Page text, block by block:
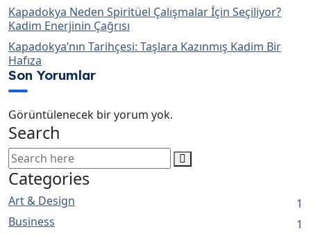
Kapadokya Neden Spiritüel Çalışmalar İçin Seçiliyor?
Kadim Enerjinin Çağrısı
Kapadokya’nın Tarihçesi: Taşlara Kazınmış Kadim Bir
Hafıza
Son Yorumlar
Görüntülenecek bir yorum yok.
Search
Categories
Art & Design
1
Business
1